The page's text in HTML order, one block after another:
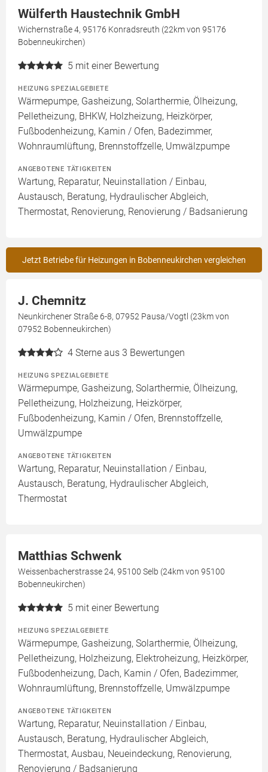
Wülferth Haustechnik GmbH
Wichernstraße 4, 95176 Konradsreuth (22km von 95176
Bobenneukirchen)
5 mit einer Bewertung
HEIZUNG SPEZIALGEBIETE
Wärmepumpe, Gasheizung, Solarthermie, Ölheizung,
Pelletheizung, BHKW, Holzheizung, Heizkörper,
Fußbodenheizung, Kamin / Ofen, Badezimmer,
Wohnraumlüftung, Brennstoffzelle, Umwälzpumpe
ANGEBOTENE TÄTIGKEITEN
Wartung, Reparatur, Neuinstallation / Einbau,
Austausch, Beratung, Hydraulischer Abgleich,
Thermostat, Renovierung, Renovierung / Badsanierung
Jetzt Betriebe für Heizungen in Bobenneukirchen vergleichen
J. Chemnitz
Neunkirchener Straße 6-8, 07952 Pausa/Vogtl (23km von
07952 Bobenneukirchen)
4 Sterne aus 3 Bewertungen
HEIZUNG SPEZIALGEBIETE
Wärmepumpe, Gasheizung, Solarthermie, Ölheizung,
Pelletheizung, Holzheizung, Heizkörper,
Fußbodenheizung, Kamin / Ofen, Brennstoffzelle,
Umwälzpumpe
ANGEBOTENE TÄTIGKEITEN
Wartung, Reparatur, Neuinstallation / Einbau,
Austausch, Beratung, Hydraulischer Abgleich,
Thermostat
Matthias Schwenk
Weissenbacherstrasse 24, 95100 Selb (24km von 95100
Bobenneukirchen)
5 mit einer Bewertung
HEIZUNG SPEZIALGEBIETE
Wärmepumpe, Gasheizung, Solarthermie, Ölheizung,
Pelletheizung, Holzheizung, Elektroheizung, Heizkörper,
Fußbodenheizung, Dach, Kamin / Ofen, Badezimmer,
Wohnraumlüftung, Brennstoffzelle, Umwälzpumpe
ANGEBOTENE TÄTIGKEITEN
Wartung, Reparatur, Neuinstallation / Einbau,
Austausch, Beratung, Hydraulischer Abgleich,
Thermostat, Ausbau, Neueindeckung, Renovierung,
Renovierung / Badsanierung